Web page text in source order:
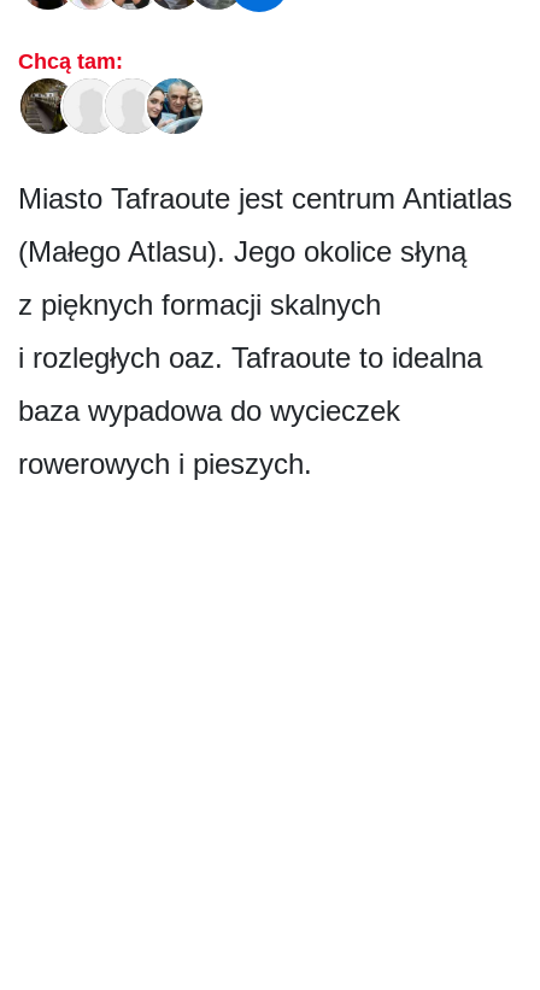
Chcą tam:
Miasto Tafraoute jest centrum Antiatlas
(Małego Atlasu). Jego okolice słyną
z pięknych formacji skalnych
i rozległych oaz. Tafraoute to idealna
baza wypadowa do wycieczek
rowerowych i pieszych.